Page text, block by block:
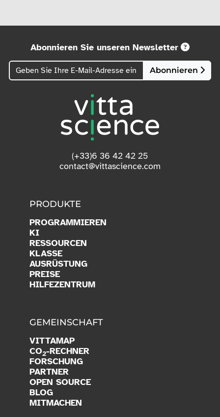
Abonnieren Sie unseren Newsletter
Abonnieren
(+33)6 36 42 42 25
contact@vittascience.com
PRODUKTE
PROGRAMMIEREN
KI
RESSOURCEN
KLASSE
AUSRÜSTUNG
PREISE
HILFEZENTRUM
GEMEINSCHAFT
VITTAMAP
CO2-RECHNER
FORSCHUNG
PARTNER
OPEN SOURCE
BLOG
MITMACHEN